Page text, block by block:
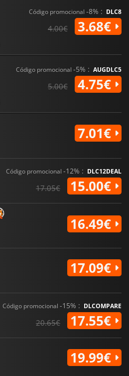
Código promocional -8% : DLC8
4.00€ 3.68€
Código promocional -5% : AUGDLC5
5.00€ 4.75€
7.01€
Código promocional -12% : DLC12DEAL
17.05€ 15.00€
16.49€
17.09€
Código promocional -15% : DLCOMPARE
20.65€ 17.55€
19.99€